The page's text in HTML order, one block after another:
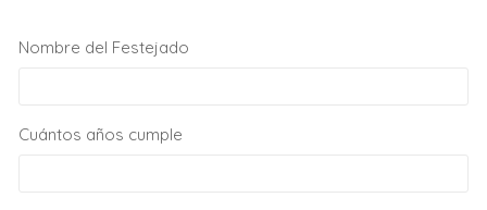
Nombre del Festejado
Cuántos años cumple